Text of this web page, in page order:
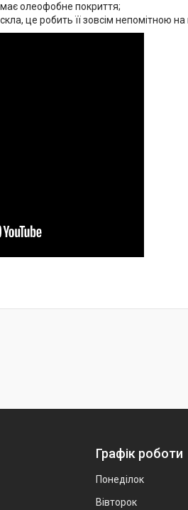
олеофобне покриття;
це робить її зовсім непомітною на
Графік роботи
Понеділок
Вівторок